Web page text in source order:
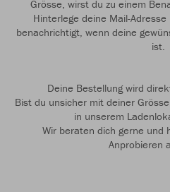
Grösse, wirst du zu einem
Hinterlege deine Mail-
benachrichtigt, wenn deine
ist.
Deine Bestellung wird
Bist du unsicher mit deiner
in unserem
Wir beraten dich gerne und
Anprobieren